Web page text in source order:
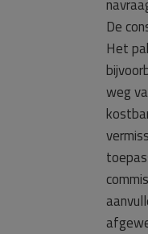
De
Het
weg